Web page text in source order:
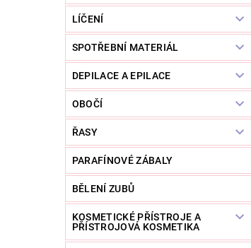
LÍČENÍ
SPOTŘEBNÍ MATERIÁL
DEPILACE A EPILACE
OBOČÍ
ŘASY
PARAFÍNOVÉ ZÁBALY
BĚLENÍ ZUBŮ
KOSMETICKÉ PŘÍSTROJE A
PŘÍSTROJOVÁ KOSMETIKA